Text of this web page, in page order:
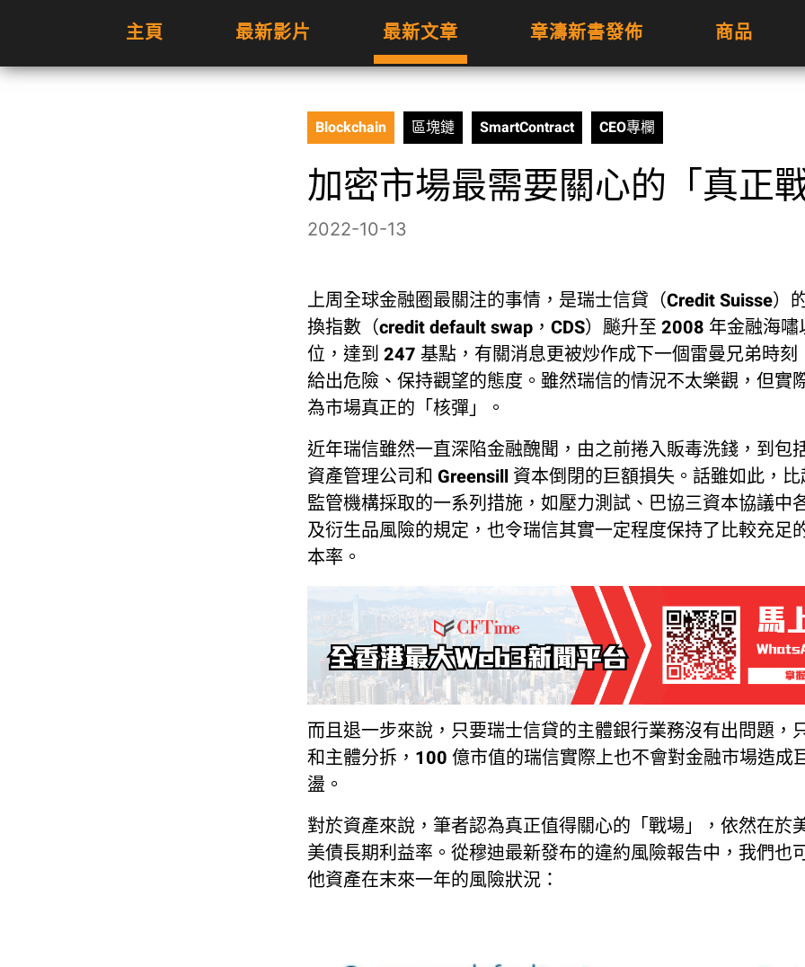
主頁 最新影片 最新文章 章濤新書發佈 商品
Blockchain 區塊鏈 SmartContract CEO專欄
加密市場最需要關心的「真正
2022-10-13
上周全球金融圈最關注的事情，是瑞士信貸（Credit Suisse）
換指數（credit default swap，CDS）飈升至 2008 年金融海嘯
位，達到 247 基點，有關消息更被炒作成下一個雷曼兄弟時刻
給出危險、保持觀望的態度。雖然瑞信的情況不太樂觀，但實
為市場真正的「核彈」。
近年瑞信雖然一直深陷金融醜聞，由之前捲入販毒洗錢，到包
資產管理公司和 Greensill 資本倒閉的巨額損失。話雖如此，
監管機構採取的一系列措施，如壓力測試、巴協三資本協議中
及衍生品風險的規定，也令瑞信其實一定程度保持了比較充足
本率。
而且退一步來說，只要瑞士信貸的主體銀行業務沒有出問題，
和主體分拆，100 億市值的瑞信實際上也不會對金融市場造成
盪。
對於資產來說，筆者認為真正值得關心的「戰場」，依然在於
美債長期利益率。從穆迪最新發布的違約風險報告中，我們也
他資產在末來一年的風險狀況：